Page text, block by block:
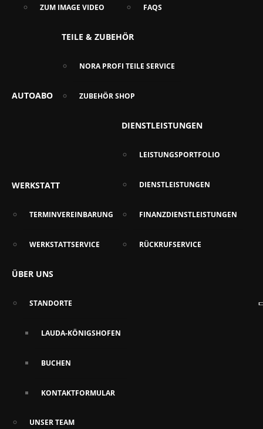
ZUM IMAGE VIDEO FAQS
AUTOABO
TEILE & ZUBEHÖR
NORA PROFI TEILE SERVICE
ZUBEHÖR SHOP
WERKSTATT
TERMINVEREINBARUNG
WERKSTATTSERVICE
DIENSTLEISTUNGEN
LEISTUNGSPORTFOLIO
DIENSTLEISTUNGEN
FINANZDIENSTLEISTUNGEN
RÜCKRUFSERVICE
ÜBER UNS
STANDORTE
LAUDA-KÖNIGSHOFEN
BUCHEN
KONTAKTFORMULAR
UNSER TEAM